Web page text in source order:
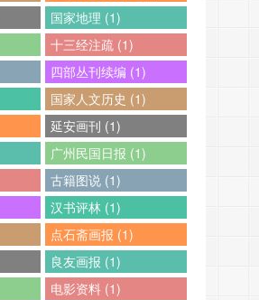
国家地理 (1)
十三经注疏 (1)
四部丛刊续编 (1)
国家人文历史 (1)
延安画刊 (1)
广州民国日报 (1)
古籍图说 (1)
汉书评林 (1)
点石斋画报 (1)
良友画报 (1)
电影资料 (1)